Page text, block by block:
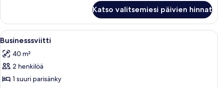
1
suuri
parisänky
Katso valitsemiesi päivien hinnat
Avaa
kaikki
huonetyypin
Businesssviitti
kuvat
Hotellihuone, jossa on suuri sänky,
10
Businesssviitti
40 m²
2 henkilöä
1 suuri parisänky